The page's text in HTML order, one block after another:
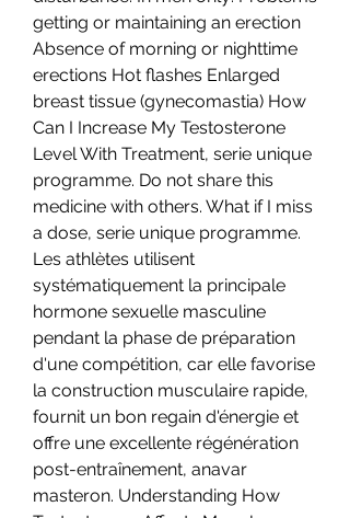
getting or maintaining an erection
Absence of morning or nighttime
erections Hot flashes Enlarged
breast tissue (gynecomastia) How
Can I Increase My Testosterone
Level With Treatment, serie unique
programme. Do not share this
medicine with others. What if I miss
a dose, serie unique programme.
Les athlètes utilisent
systématiquement la principale
hormone sexuelle masculine
pendant la phase de préparation
d'une compétition, car elle favorise
la construction musculaire rapide,
fournit un bon regain d'énergie et
offre une excellente régénération
post-entraînement, anavar
masteron. Understanding How